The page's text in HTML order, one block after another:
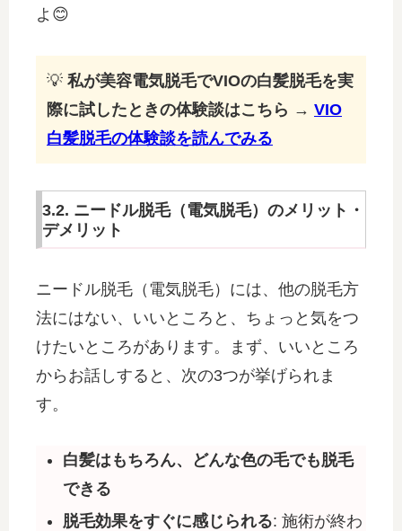
よ😊
💡 私が美容電気脱毛でVIOの白髪脱毛を実
際に試したときの体験談はこちら → VIO
白髪脱毛の体験談を読んでみる
3.2. ニードル脱毛（電気脱毛）のメリット・
デメリット
ニードル脱毛（電気脱毛）には、他の脱毛方
法にはない、いいところと、ちょっと気をつ
けたいところがあります。まず、いいところ
からお話しすると、次の3つが挙げられま
す。
白髪はもちろん、どんな色の毛でも脱毛
できる
脱毛効果をすぐに感じられる: 施術が終わ